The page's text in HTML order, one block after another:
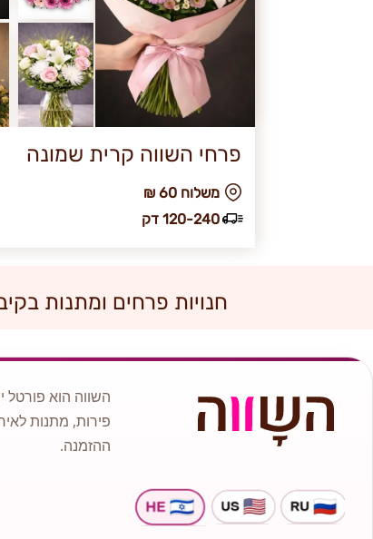
פרחי השווה קרית שמונה
₪ משלוח 60
120-240 דק
חנויות פרחים ומתנות
השווה הוא פורטל
פירות, מתנות
ההזמנה.